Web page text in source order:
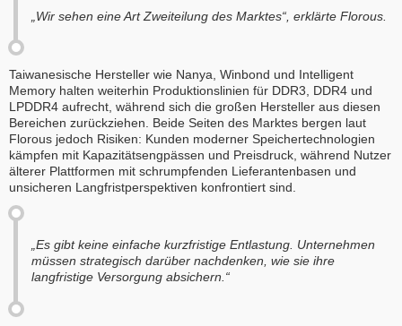
„Wir sehen eine Art Zweiteilung des Marktes“, erklärte Florous.
Taiwanesische Hersteller wie Nanya, Winbond und Intelligent
Memory halten weiterhin Produktionslinien für DDR3, DDR4 und
LPDDR4 aufrecht, während sich die großen Hersteller aus diesen
Bereichen zurückziehen. Beide Seiten des Marktes bergen laut
Florous jedoch Risiken: Kunden moderner Speichertechnologien
kämpfen mit Kapazitätsengpässen und Preisdruck, während Nutzer
älterer Plattformen mit schrumpfenden Lieferantenbasen und
unsicheren Langfristperspektiven konfrontiert sind.
„Es gibt keine einfache kurzfristige Entlastung. Unternehmen
müssen strategisch darüber nachdenken, wie sie ihre
langfristige Versorgung absichern.“